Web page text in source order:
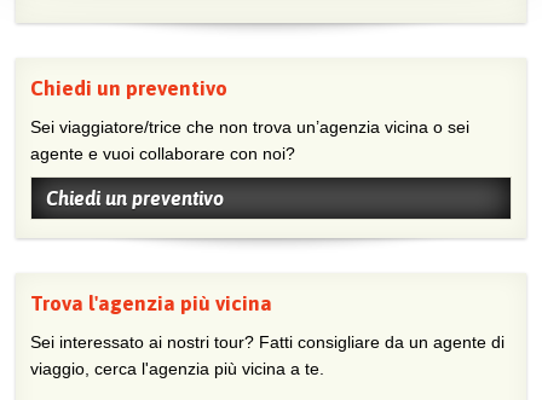
Chiedi un preventivo
Sei viaggiatore/trice che non trova un’agenzia vicina o sei
agente e vuoi collaborare con noi?
Chiedi un preventivo
Trova l'agenzia più vicina
Sei interessato ai nostri tour? Fatti consigliare da un agente di
viaggio, cerca l'agenzia più vicina a te.